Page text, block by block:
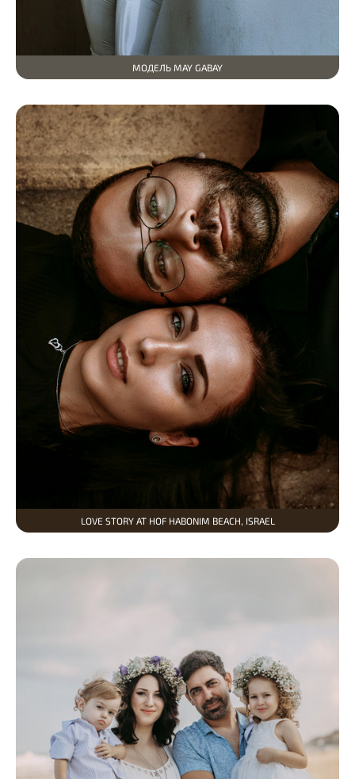
МОДЕЛЬ MAY GABAY
LOVE STORY AT HOF HABONIM BEACH, ISRAEL